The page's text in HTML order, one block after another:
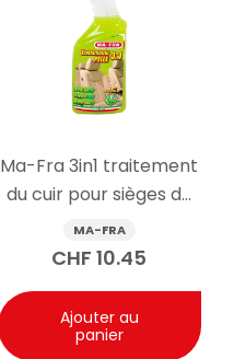
Ma-Fra 3in1 traitement
du cuir pour sièges de
voiture 500 ml
MA-FRA
CHF 10.45
Ajouter au
panier